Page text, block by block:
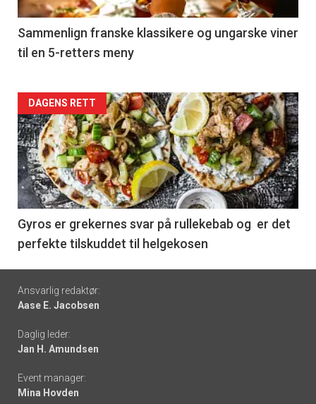
5
Sammenlign franske klassikere og ungarske viner
til en 5-retters meny
Forsiden
akkurat
nå
-
6
DAGENS RETT
Gyros er grekernes svar på rullekebab og er det
perfekte tilskuddet til helgekosen
Footer
-
links
Ansvarlig redaktør:
Aase E. Jacobsen
Daglig leder:
Jan H. Amundsen
Event manager:
Mina Hovden